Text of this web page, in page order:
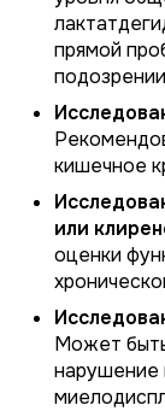
прямой
кишечное
или
оценки
Может
нарушение